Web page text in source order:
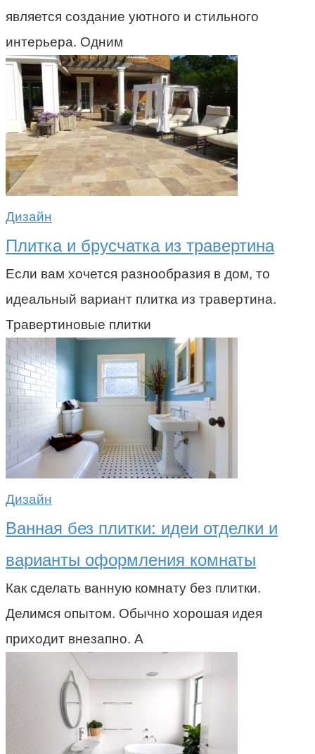
является создание уютного и стильного
интерьера. Одним
Дизайн
Плитка и брусчатка из травертина
Если вам хочется разнообразия в дом, то
идеальный вариант плитка из травертина.
Травертиновые плитки
Дизайн
Ванная без плитки: идеи отделки и
варианты оформления комнаты
Как сделать ванную комнату без плитки.
Делимся опытом. Обычно хорошая идея
приходит внезапно. А